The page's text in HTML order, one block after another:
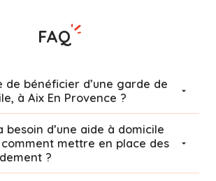
FAQ
de bénéficier d’une garde de
à Aix En Provence ?
besoin d’une aide à domicile
mettre en place des
?